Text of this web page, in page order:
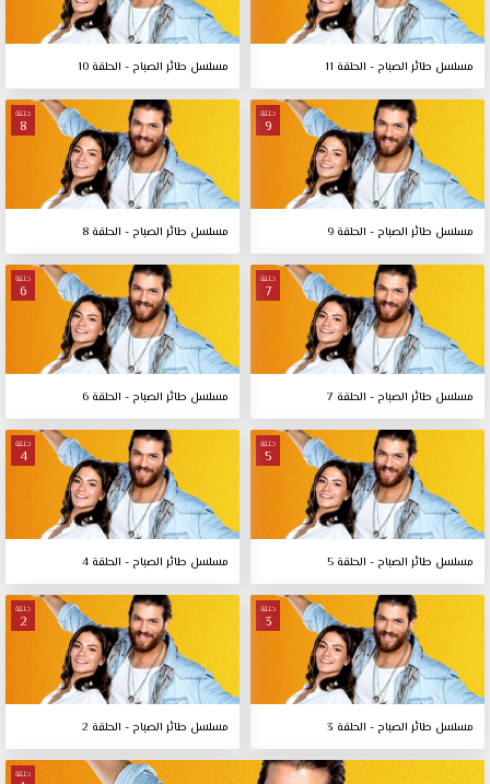
مسلسل طائر الصباح - الحلقة 11 مسلسل طائر الصباح - الحلقة 10
حلقة
9
مسلسل طائر الصباح - الحلقة 9
حلقة
8
مسلسل طائر الصباح - الحلقة 8
حلقة
7
مسلسل طائر الصباح - الحلقة 7
حلقة
6
مسلسل طائر الصباح - الحلقة 6
حلقة
5
مسلسل طائر الصباح - الحلقة 5
حلقة
4
مسلسل طائر الصباح - الحلقة 4
حلقة
3
مسلسل طائر الصباح - الحلقة 3
حلقة
2
مسلسل طائر الصباح - الحلقة 2
حلقة